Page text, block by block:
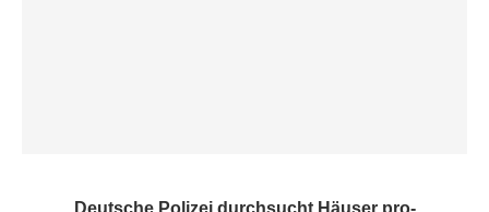
Deutsche Polizei durchsucht Häuser pro-